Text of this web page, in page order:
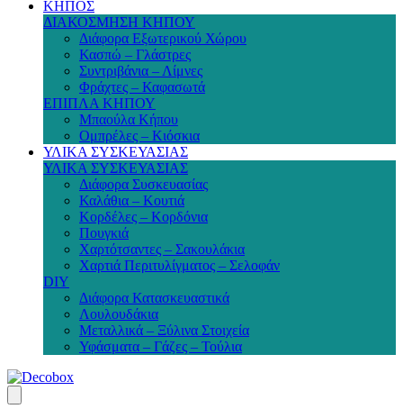
ΚΗΠΟΣ
ΔΙΑΚΟΣΜΗΣΗ ΚΗΠΟΥ
Διάφορα Εξωτερικού Χώρου
Κασπώ – Γλάστρες
Συντριβάνια – Λίμνες
Φράχτες – Καφασωτά
ΕΠΙΠΛΑ ΚΗΠΟΥ
Μπαούλα Κήπου
Ομπρέλες – Κιόσκια
ΥΛΙΚΑ ΣΥΣΚΕΥΑΣΙΑΣ
ΥΛΙΚΑ ΣΥΣΚΕΥΑΣΙΑΣ
Διάφορα Συσκευασίας
Καλάθια – Κουτιά
Κορδέλες – Κορδόνια
Πουγκιά
Χαρτότσαντες – Σακουλάκια
Χαρτιά Περιτυλίγματος – Σελοφάν
DIY
Διάφορα Κατασκευαστικά
Λουλουδάκια
Μεταλλικά – Ξύλινα Στοιχεία
Υφάσματα – Γάζες – Τούλια